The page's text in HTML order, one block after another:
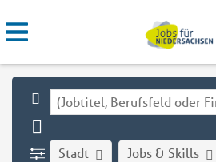
Stadt Jobs & Skills